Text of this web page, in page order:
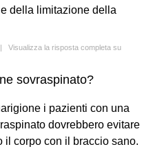
della limitazione della
Visualizza la risposta completa su
sovraspinato?
i pazienti con una
dovrebbero evitare
il corpo con il braccio sano.